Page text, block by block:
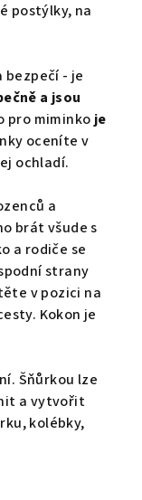
postýlky, na
- je
a jsou
pro miminko je
oceníte v
ochladí.
a
brát všude s
a rodiče se
strany
v pozici na
Kokon je
Šňůrkou lze
a vytvořit
kolébky,